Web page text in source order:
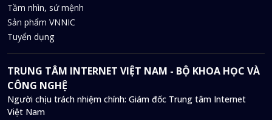
Tầm nhìn, sứ mệnh
Sản phẩm VNNIC
Tuyển dụng
TRUNG TÂM INTERNET VIỆT NAM - BỘ KHOA HỌC VÀ
CÔNG NGHỆ
Người chịu trách nhiệm chính: Giám đốc Trung tâm Internet
Việt Nam